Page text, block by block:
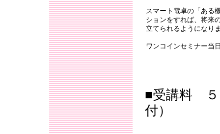
スマート電卓の「ある
ションをすれば、将来
立てられるようになり
ワンコインセミナー当
■受講料 ５
付）